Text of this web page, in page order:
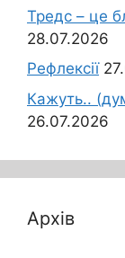
Тредс – це
28.07.2026
Рефлексії
Кажуть..
26.07.2026
Архів